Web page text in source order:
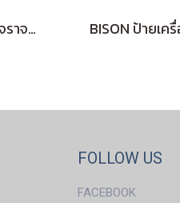
BISON ป้ายเครื่องหมายจราจร "เข้า IN " 45 cm.
FOLLOW US
FACEBOOK